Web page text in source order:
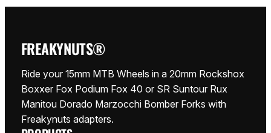
FREAKYNUTS®
Ride your 15mm MTB Wheels in a 20mm Rockshox
Boxxer Fox Podium Fox 40 or SR Suntour Rux
Manitou Dorado Marzocchi Bomber Forks with
Freakynuts adapters.